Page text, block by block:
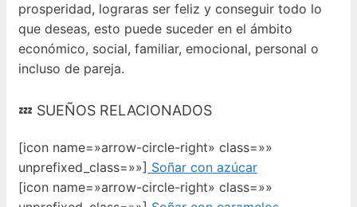
prosperidad, lograras ser feliz y conseguir todo lo
que deseas, esto puede suceder en el ámbito
económico, social, familiar, emocional, personal o
incluso de pareja.
💤 SUEÑOS RELACIONADOS
[icon name=»arrow-circle-right» class=»»
unprefixed_class=»»] Soñar con azúcar
[icon name=»arrow-circle-right» class=»»